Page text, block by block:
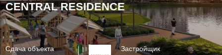
CENTRAL RESIDENCE
Сдача объекта Застройщик